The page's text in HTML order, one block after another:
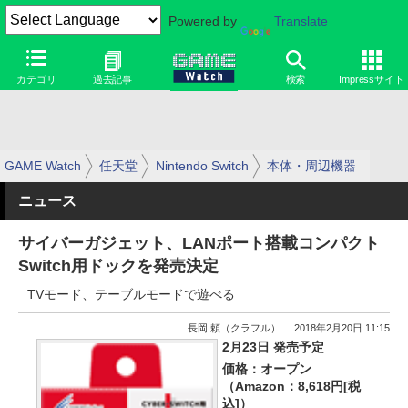
Powered by Translate
カテゴリ 過去記事 検索 Impressサイト
GAME Watch 任天堂 Nintendo Switch 本体・周辺機器
ニュース
サイバーガジェット、LANポート搭載コンパクト
Switch用ドックを発売決定
TVモード、テーブルモードで遊べる
長岡 頼（クラフル） 2018年2月20日 11:15
2月23日 発売予定
価格：オープン
（Amazon：8,618円[税
込]）